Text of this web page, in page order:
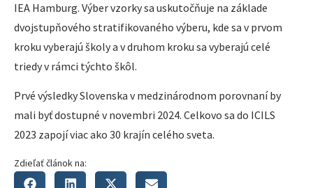
IEA Hamburg. Výber vzorky sa uskutočňuje na základe
dvojstupňového stratifikovaného výberu, kde sa v prvom
kroku vyberajú školy a v druhom kroku sa vyberajú celé
triedy v rámci týchto škôl.
Prvé výsledky Slovenska v medzinárodnom porovnaní by
mali byť dostupné v novembri 2024. Celkovo sa do ICILS
2023 zapojí viac ako 30 krajín celého sveta.
Zdieľať článok na: